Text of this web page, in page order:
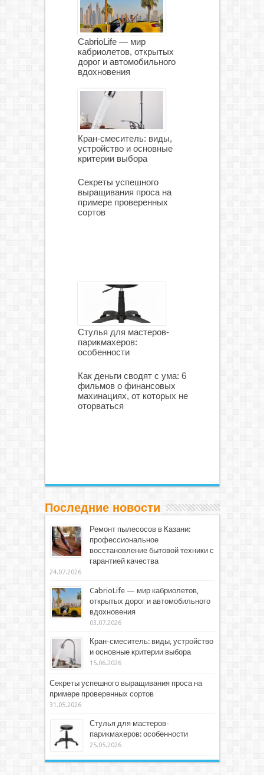
CabrioLife — мир
кабриолетов, открытых
дорог и автомобильного
вдохновения
Кран-смеситель: виды,
устройство и основные
критерии выбора
Секреты успешного
выращивания проса на
примере проверенных
сортов
Стулья для мастеров-
парикмахеров:
особенности
Как деньги сводят с ума: 6
фильмов о финансовых
махинациях, от которых не
оторваться
Последние новости
Ремонт пылесосов в Казани:
профессиональное
восстановление бытовой техники с
гарантией качества
24.07.2026
CabrioLife — мир кабриолетов,
открытых дорог и автомобильного
вдохновения
03.07.2026
Кран-смеситель: виды, устройство
и основные критерии выбора
15.06.2026
Секреты успешного выращивания проса на
примере проверенных сортов
31.05.2026
Стулья для мастеров-
парикмахеров: особенности
25.05.2026